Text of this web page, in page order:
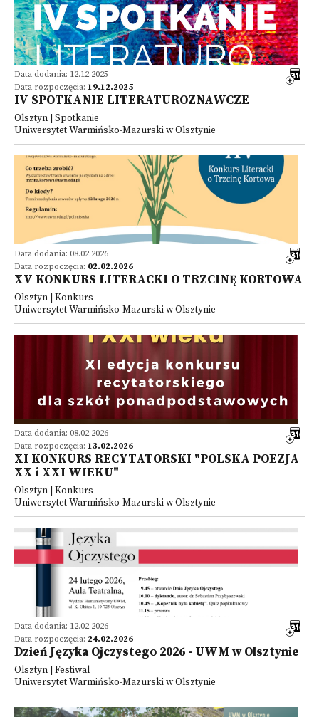
Data dodania: 12.12.2025
Data rozpoczęcia: 19.12.2025
IV SPOTKANIE LITERATUROZNAWCZE
Olsztyn | Spotkanie
Uniwersytet Warmińsko-Mazurski w Olsztynie
Data dodania: 08.02.2026
Data rozpoczęcia: 02.02.2026
XV KONKURS LITERACKI O TRZCINĘ KORTOWA
Olsztyn | Konkurs
Uniwersytet Warmińsko-Mazurski w Olsztynie
Data dodania: 08.02.2026
Data rozpoczęcia: 13.02.2026
XI KONKURS RECYTATORSKI "POLSKA POEZJA
XX i XXI WIEKU"
Olsztyn | Konkurs
Uniwersytet Warmińsko-Mazurski w Olsztynie
Data dodania: 12.02.2026
Data rozpoczęcia: 24.02.2026
Dzień Języka Ojczystego 2026 - UWM w Olsztynie
Olsztyn | Festiwal
Uniwersytet Warmińsko-Mazurski w Olsztynie